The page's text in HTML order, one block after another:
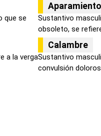
que se
Sustantivo
obsoleto, se
a la verga
Calambre
Sustantivo
convulsión